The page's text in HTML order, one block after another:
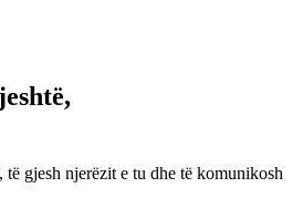
të gjesh njerëzit e tu dhe të komunikosh